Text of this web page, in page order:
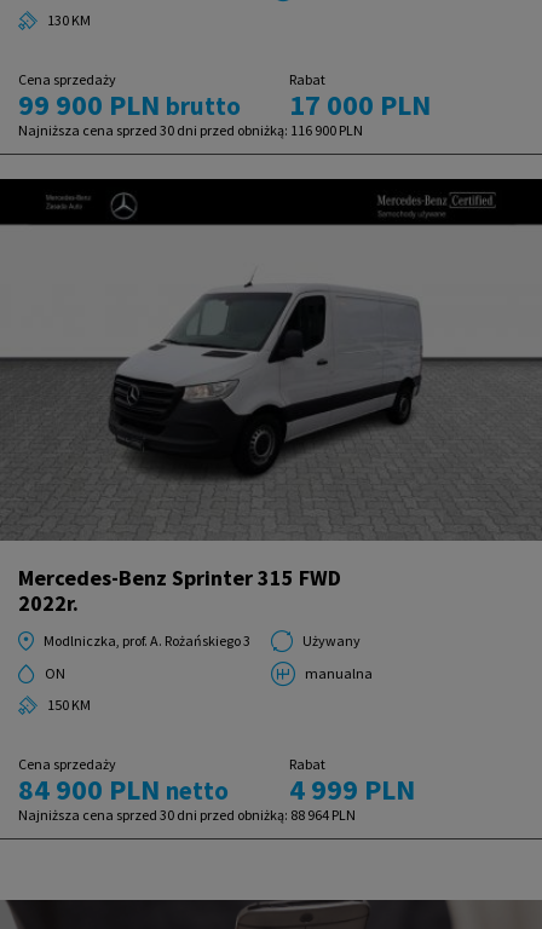
130 KM
Cena sprzedaży
99 900 PLN brutto
Rabat
17 000 PLN
Najniższa cena sprzed 30 dni przed obniżką: 116 900 PLN
Mercedes-Benz Sprinter 315 FWD
2022r.
Modlniczka, prof. A. Rożańskiego 3
Używany
ON
manualna
150 KM
Cena sprzedaży
84 900 PLN netto
Rabat
4 999 PLN
Najniższa cena sprzed 30 dni przed obniżką: 88 964 PLN